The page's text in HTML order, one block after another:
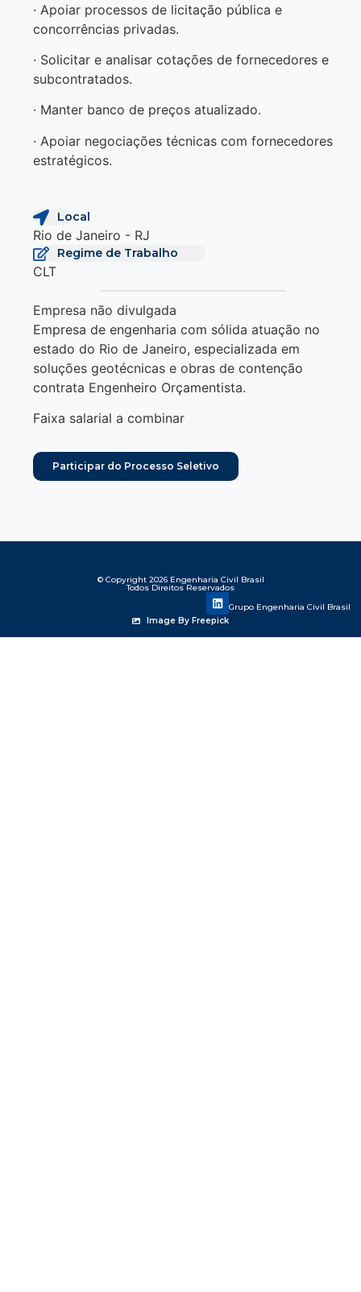
· Apoiar processos de licitação pública e
concorrências privadas.
· Solicitar e analisar cotações de fornecedores e
subcontratados.
· Manter banco de preços atualizado.
· Apoiar negociações técnicas com fornecedores
estratégicos.
Local
Rio de Janeiro - RJ
Regime de Trabalho
CLT
Empresa não divulgada
Empresa de engenharia com sólida atuação no
estado do Rio de Janeiro, especializada em
soluções geotécnicas e obras de contenção
contrata Engenheiro Orçamentista.
Faixa salarial a combinar
Participar do Processo Seletivo
© Copyright 2026 Engenharia Civil Brasil
Todos Direitos Reservados
Grupo Engenharia Civil Brasil
Image By Freepick